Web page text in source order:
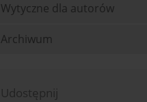
Wytyczne dla autorów
Archiwum
Udostępnij